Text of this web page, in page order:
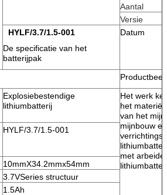
Aantal
Versie
HYLF/3.7/1.5-001
De specificatie van het
batterijpak
Datum
Explosiebestendige
lithiumbatterij
Het werk
het
van het
mijnbouw
met
HYLF/3.7/1.5-001
10mmX34.2mmx54mm
3.7VSeries structuur
1.5Ah